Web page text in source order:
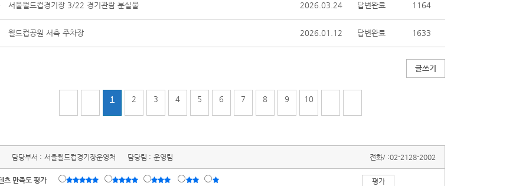
서울월드컵경기장 3/22 경기관람 분실물 2026.03.24 답변완료 1164
월드컵공원 서측 주차장 2026.01.12 답변완료 1633
글쓰기
1 2 3 4 5 6 7 8 9 10
담당부서 : 서울월드컵경기장운영처 담당팀 : 운영팀 전화/ :02-2128-2002
츠 만족도 평가